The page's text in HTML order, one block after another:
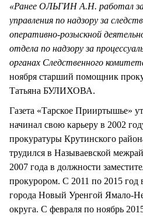
«Ранее ОЛЬГИН А.Н. работал
управления по надзору за
оперативно-розыскной
отдела по надзору за
органах Следственного
ноября старший помощник
Татьяна БУЛИХОВА.
Газета «Тарское Прииртышье»
начинал свою карьеру в 2002
прокуратуры Крутинского
трудился в Называевской
2007 года в должности
прокурором. С 2011 по 2015 год
города Новый Уренгой Ямало-
округа. С февраля по ноябрь